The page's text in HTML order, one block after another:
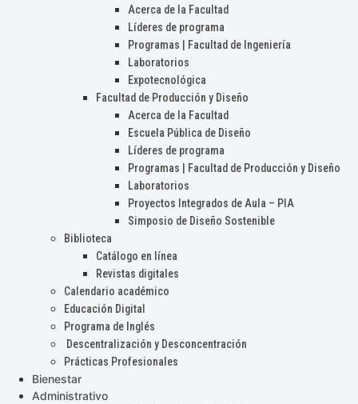
Acerca de la Facultad
Líderes de programa
Programas | Facultad de Ingeniería
Laboratorios
Expotecnológica
Facultad de Producción y Diseño
Acerca de la Facultad
Escuela Pública de Diseño
Líderes de programa
Programas | Facultad de Producción y Diseño
Laboratorios
Proyectos Integrados de Aula – PIA
Simposio de Diseño Sostenible
Biblioteca
Catálogo en línea
Revistas digitales
Calendario académico
Educación Digital
Programa de Inglés
Descentralización y Desconcentración
Prácticas Profesionales
Bienestar
Administrativo